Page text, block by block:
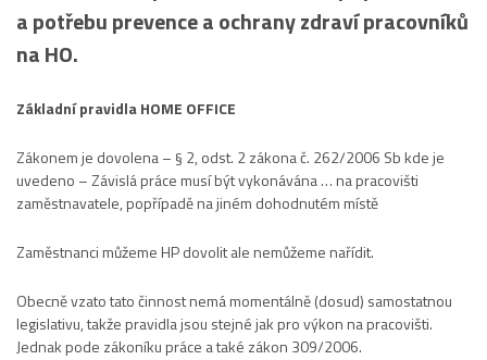
a potřebu prevence a ochrany zdraví pracovníků
na HO.
Základní pravidla HOME OFFICE
Zákonem je dovolena – § 2, odst. 2 zákona č. 262/2006 Sb kde je
uvedeno – Závislá práce musí být vykonávána … na pracovišti
zaměstnavatele, popřípadě na jiném dohodnutém místě
Zaměstnanci můžeme HP dovolit ale nemůžeme nařídit.
Obecně vzato tato činnost nemá momentálně (dosud) samostatnou
legislativu, takže pravidla jsou stejné jak pro výkon na pracovišti.
Jednak pode zákoníku práce a také zákon 309/2006.